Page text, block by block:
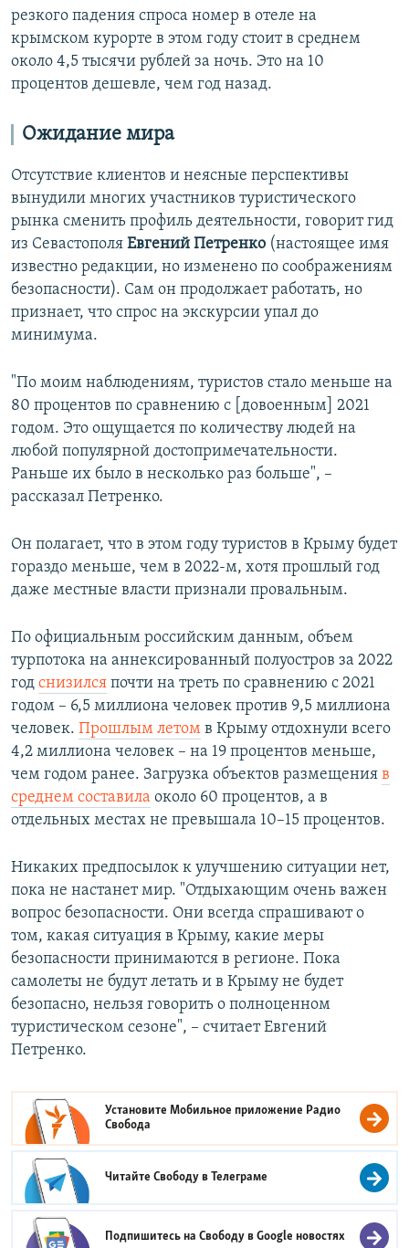
резкого падения спроса номер в отеле на
крымском курорте в этом году стоит в среднем
около 4,5 тысячи рублей за ночь. Это на 10
процентов дешевле, чем год назад.
Ожидание мира
Отсутствие клиентов и неясные перспективы
вынудили многих участников туристического
рынка сменить профиль деятельности, говорит гид
из Севастополя Евгений Петренко (настоящее имя
известно редакции, но изменено по соображениям
безопасности). Сам он продолжает работать, но
признает, что спрос на экскурсии упал до
минимума.
"По моим наблюдениям, туристов стало меньше на
80 процентов по сравнению с [довоенным] 2021
годом. Это ощущается по количеству людей на
любой популярной достопримечательности.
Раньше их было в несколько раз больше", –
рассказал Петренко.
Он полагает, что в этом году туристов в Крыму будет
гораздо меньше, чем в 2022-м, хотя прошлый год
даже местные власти признали провальным.
По официальным российским данным, объем
турпотока на аннексированный полуостров за 2022
год снизился почти на треть по сравнению с 2021
годом – 6,5 миллиона человек против 9,5 миллиона
человек. Прошлым летом в Крыму отдохнули всего
4,2 миллиона человек – на 19 процентов меньше,
чем годом ранее. Загрузка объектов размещения в
среднем составила около 60 процентов, а в
отдельных местах не превышала 10–15 процентов.
Никаких предпосылок к улучшению ситуации нет,
пока не настанет мир. "Отдыхающим очень важен
вопрос безопасности. Они всегда спрашивают о
том, какая ситуация в Крыму, какие меры
безопасности принимаются в регионе. Пока
самолеты не будут летать и в Крыму не будет
безопасно, нельзя говорить о полноценном
туристическом сезоне", – считает Евгений
Петренко.
Установите Мобильное приложение Радио
Свобода
Читайте Свободу вТелеграме
Подпишитесь на Свободу вGoogle новостях